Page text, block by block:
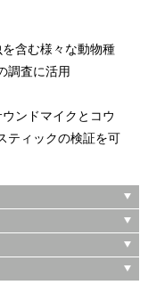
含む様々な動物種
調査に活用
ンドマイクとコウ
ティックの検証を可